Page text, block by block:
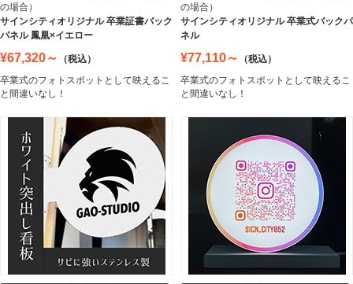
ステンレス切文字
Stainless Sign
エッチングプレート
郵便ポスト
Post
Nameplate
の場合）
サインシティオリジナル 卒業証書バック
パネル 鳳凰×イエロー
¥67,320～
（税込）
卒業式のフォトスポットとして映えるこ
と間違いなし！
の場合）
サインシティオリジナル 卒業式バックパ
ネル
¥77,110～
（税込）
卒業式のフォトスポットとして映えるこ
と間違いなし！